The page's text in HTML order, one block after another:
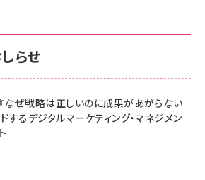
アンアン)2026/06/24号 No.2500増刊
ャルエディション[王道エンタメの矜持／
アンアン)2026/07/08号 No.2502[2026
ト正規品 メーカー保証5年 KLMEA128G
ガラスフィルム iPhone 17 用 保護フィ
ガイド枠付き いPhone17 (6.3インチ) 対応
ット DSP25F1698
ト正規品 メーカー保証5年 KLMEA128G
eギフトカード - Amazonロゴ - クラ
PowerLine III Flow USB-C & USB-C
らせ
なぜ戦略は正しいのに成果があがらない
するデジタルマーケティング・マネジメン